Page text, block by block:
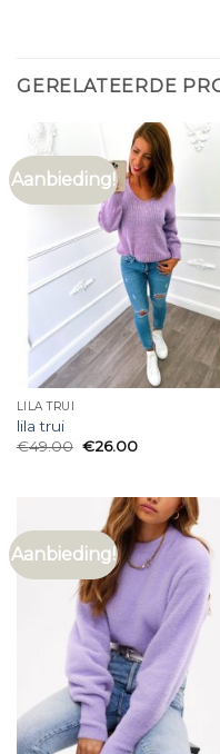
GERELATEERDE
Aanbieding!
LILA TRUI
lila trui
€49.00 €26.00
Aanbieding!